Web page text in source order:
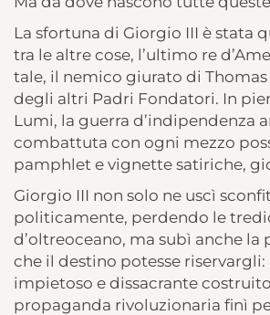
La sfortuna di Giorgio III è stata
tra le altre cose, l’ultimo re
tale, il nemico giurato di Thomas
degli altri Padri Fondatori. In
Lumi, la guerra d’indipendenza
combattuta con ogni mezzo
pamphlet e vignette satiriche,
Giorgio III non solo ne uscì
politicamente, perdendo le
d’oltreoceano, ma subì anche la
che il destino potesse
impietoso e dissacrante
propaganda rivoluzionaria finì